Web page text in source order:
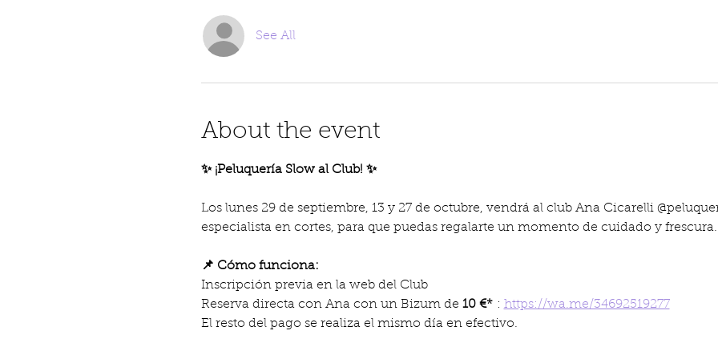
See All
About the event
✨ ¡Peluquería Slow al Club! ✨
Los lunes 29 de septiembre, 13 y 27 de octubre, vendrá al club Ana Cicarelli
especialista en cortes, para que puedas regalarte un momento de cuidado y frescura.
📌 Cómo funciona:
Inscripción previa en la web del Club
Reserva directa con Ana con un Bizum de 10 €* : https://wa.me/34692519277
El resto del pago se realiza el mismo día en efectivo.